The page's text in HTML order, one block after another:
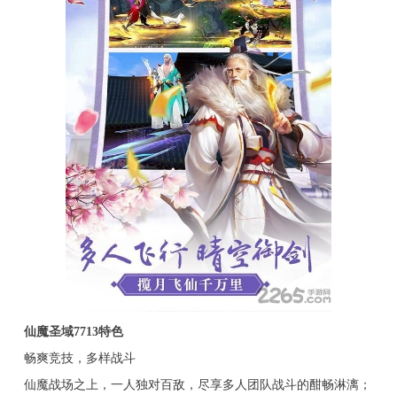
仙魔圣域7713特色
畅爽竞技，多样战斗
仙魔战场之上，一人独对百敌，尽享多人团队战斗的酣畅淋漓；